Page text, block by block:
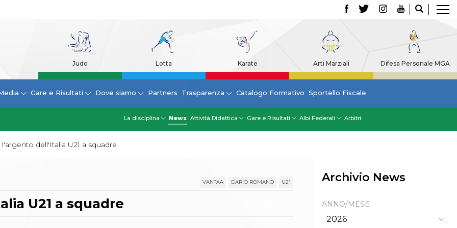
Judo Lotta Karate Arti Marziali Difesa Personale MGA
Gare e Risultati Dove siamo Partners Trasparenza Catalogo Formativo Sportello Fiscale
La disciplina News Attività Didattica Gare e Risultati Albi Federali Arbitri
l'argento dell'Italia U21 a squadre
VANTAA DARIO ROMANO U21
U21 a squadre
Archivio News
ANNO/MESE
2026